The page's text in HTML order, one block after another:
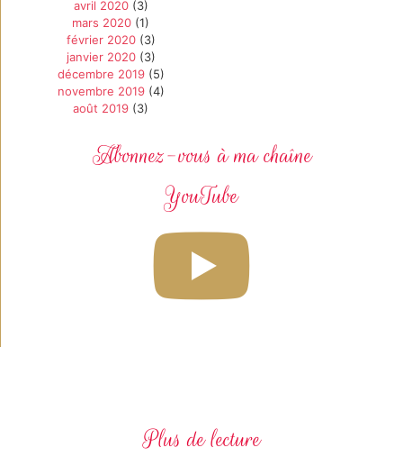
avril 2020(3)
mars 2020 (1)
février 2020(3)
janvier 2020(3)
décembre 2019(5)
novembre 2019(4)
août 2019 (3)
Abonnez-vous à ma chaîne
YouTube
Plus de lecture